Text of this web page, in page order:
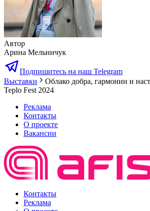
Автор
Арина Мельничук
Подпишитесь на наш Telegram
Выставки
Облако добра, гармонии и
Teplo Fest 2024
Реклама
Контакты
О проекте
Вакансии
Контакты
Реклама